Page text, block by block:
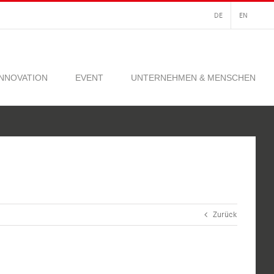
DE EN
EVENT UNTERNEHMEN & MENSCHEN
Zurück